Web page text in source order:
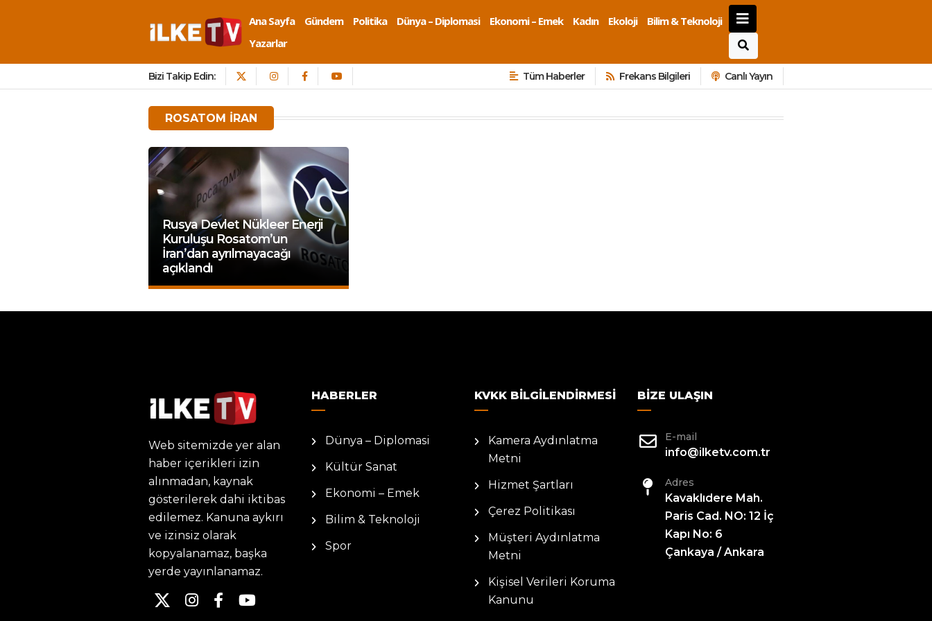
Ana Sayfa Gündem Politika Dünya – Diplomasi Ekonomi – Emek Kadın Ekoloji
Bilim & Teknoloji
Yazarlar
Bizi Takip Edin: Tüm Haberler Frekans Bilgileri Canlı Yayın
ROSATOM IRAN
Rusya Devlet Nükleer Enerji
Kuruluşu Rosatom’un
İran’dan ayrılmayacağı
açıklandı
Web sitemizde yer alan
haber içerikleri izin
alınmadan, kaynak
gösterilerek dahi iktibas
edilemez. Kanuna aykırı
ve izinsiz olarak
kopyalanamaz, başka
yerde yayınlanamaz.
HABERLER
Dünya – Diplomasi
Kültür Sanat
Ekonomi – Emek
Bilim & Teknoloji
Spor
KVKK BILGILENDIRMESI
Kamera Aydınlatma
Metni
Hizmet Şartları
Çerez Politikası
Müşteri Aydınlatma
Metni
Kişisel Verileri Koruma
Kanunu
BIZE ULAŞIN
E-mail
info@ilketv.com.tr
Adres
Kavaklıdere Mah.
Paris Cad. NO: 12 İç
Kapı No: 6
Çankaya / Ankara